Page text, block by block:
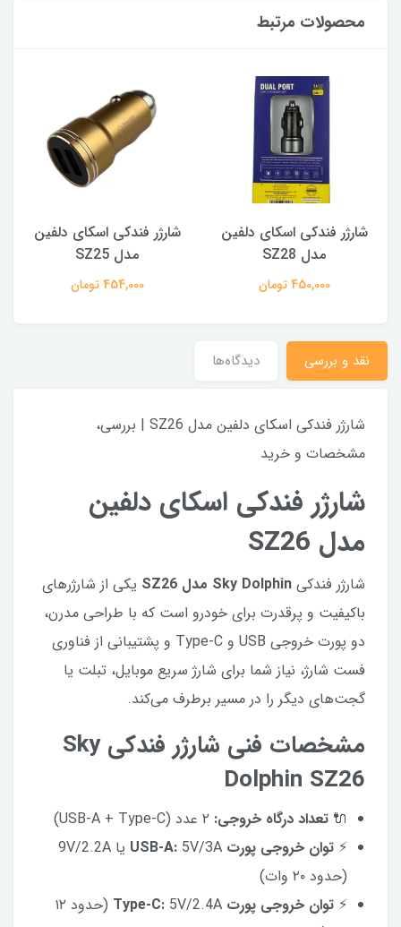
محصولات مرتبط
شارژر فندکی اسکای دلفین
مدل SZ28
450,000 تومان
شارژر فندکی اسکای دلفین
مدل SZ25
454,000 تومان
نقد و بررسی دیدگاه‌ها
شارژر فندکی اسکای دلفین مدل SZ26 | بررسی،
مشخصات و خرید
شارژر فندکی اسکای دلفین
مدل SZ26
شارژر فندکی Sky Dolphin مدل SZ26
یکی از شارژرهای
باکیفیت و پرقدرت برای خودرو است که با طراحی مدرن،
دو پورت خروجی USB و Type-C و پشتیبانی از فناوری
فست شارژ، نیاز شما برای شارژ سریع موبایل، تبلت یا
گجت‌های دیگر را در مسیر برطرف می‌کند.
مشخصات فنی شارژر فندکی Sky
Dolphin SZ26
🔌 تعداد درگاه خروجی:
⚡ توان خروجی پورت USB-A:
5V/3A یا 9V/2.2A
(حدود ۲۰ وات)
⚡ توان خروجی پورت Type-C:
5V/2.4A (حدود ۱۲